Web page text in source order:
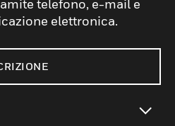
telefono, e-mail e
elettronica.